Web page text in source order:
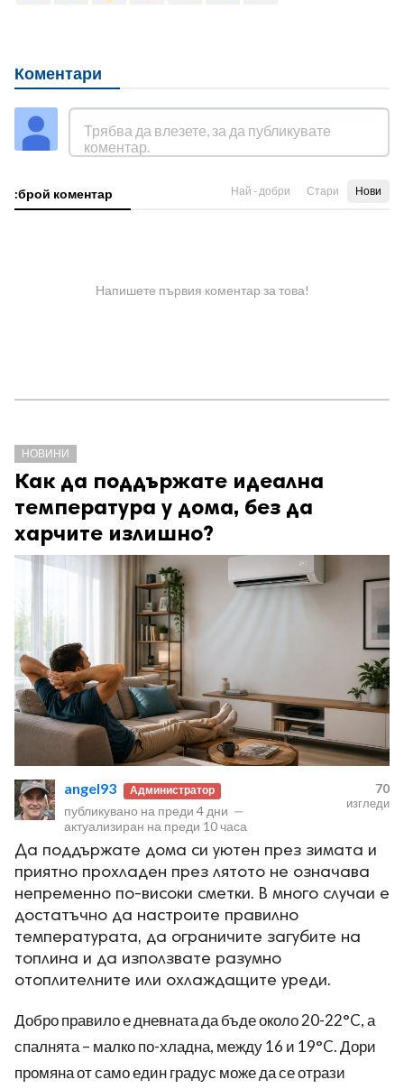
Коментари
:брой коментар Най - добри Стари Нови
Напишете първия коментар за това!
НОВИНИ
Как да поддържате идеална
температура у дома, без да
харчите излишно?
angel93 Администратор
публикувано на преди 4 дни —
актуализиран на преди 10 часа
70
изгледи
Да поддържате дома си уютен през зимата и
приятно прохладен през лятото не означава
непременно по-високи сметки. В много случаи е
достатъчно да настроите правилно
температурата, да ограничите загубите на
топлина и да използвате разумно
отоплителните или охлаждащите уреди.
Добро правило е дневната да бъде около 20-22°C, а
спалнята – малко по-хладна, между 16 и 19°C. Дори
промяна от само един градус може да се отрази